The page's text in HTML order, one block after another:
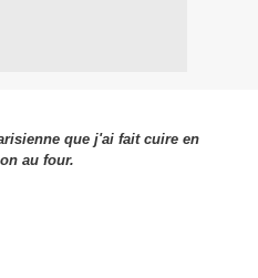
que j'ai fait cuire en
au four.